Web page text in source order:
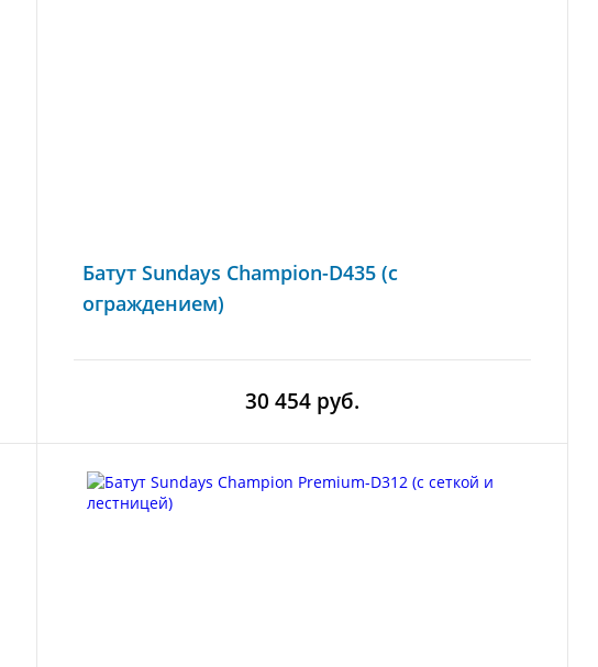
Батут Sundays Champion-D435 (с
ограждением)
30 454 руб.